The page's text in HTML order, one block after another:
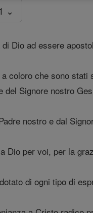
⌄
Dio ad essere
coloro che sono
del Signore nostro
nostro e dal
Dio per voi, per la
di ogni tipo di